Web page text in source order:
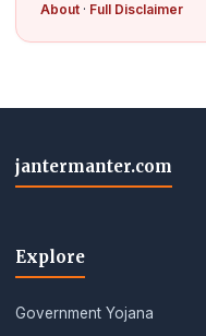
About · Full Disclaimer
jantermanter.com
Explore
Government Yojana